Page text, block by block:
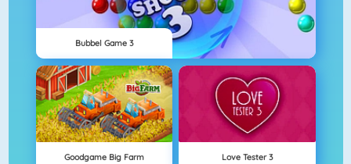
Bubbel Game 3
Goodgame Big Farm Love Tester 3